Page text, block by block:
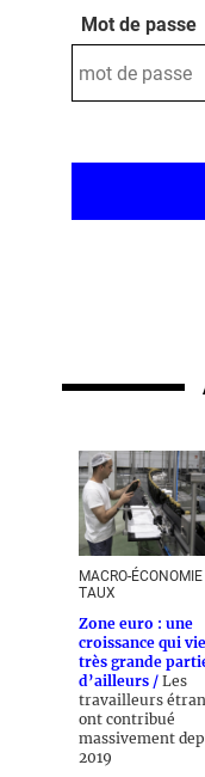
Mot de passe
MACRO-
TAUX
Zone euro : une
croissance qui
très grande
d’ailleurs / Les
travailleurs
ont contribué
massivement
2019